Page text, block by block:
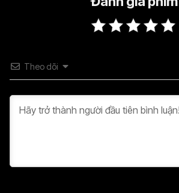
Tập 35
Tập 40
Tập 43 Tập 44
Theo dõi